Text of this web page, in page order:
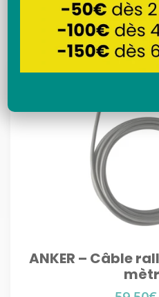
ANKER – Câble